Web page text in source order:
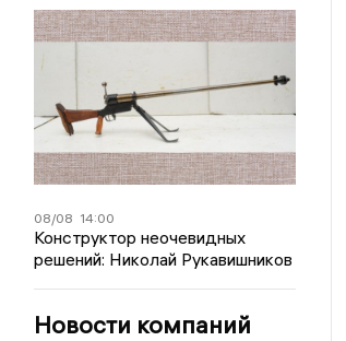
08/08 14:00
Конструктор неочевидных
решений: Николай Рукавишников
Новости компаний